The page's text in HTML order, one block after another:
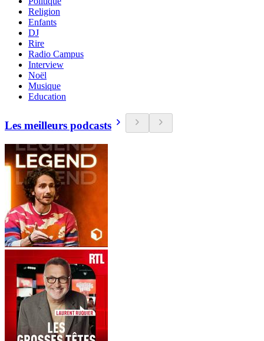
Religion
Enfants
DJ
Rire
Radio Campus
Interview
Noël
Musique
Education
Les meilleurs podcasts